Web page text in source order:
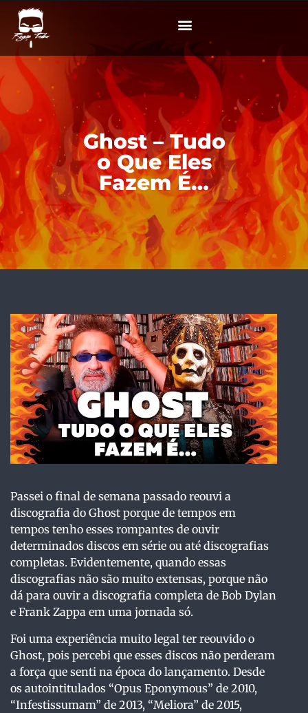
Ghost – Tudo
o Que Eles
Fazem É…
Passei o final de semana passado reouvi a
discografia do Ghost porque de tempos em
tempos tenho esses rompantes de ouvir
determinados discos em série ou até discografias
completas. Evidentemente, quando essas
discografias não são muito extensas, porque não
dá para ouvir a discografia completa de Bob Dylan
e Frank Zappa em uma jornada só.
Foi uma experiência muito legal ter reouvido o
Ghost, pois percebi que esses discos não perderam
a força que senti na época do lançamento. Desde
os autointitulados “Opus Eponymous” de 2010,
“Infestissumam” de 2013, “Meliora” de 2015,